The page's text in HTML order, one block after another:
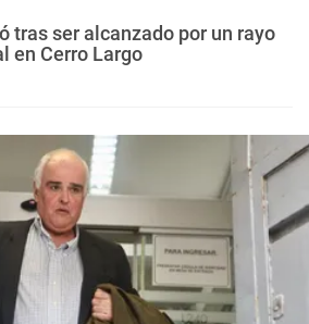
tras ser alcanzado por un rayo
en Cerro Largo